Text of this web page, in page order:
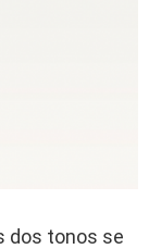
dos tonos se